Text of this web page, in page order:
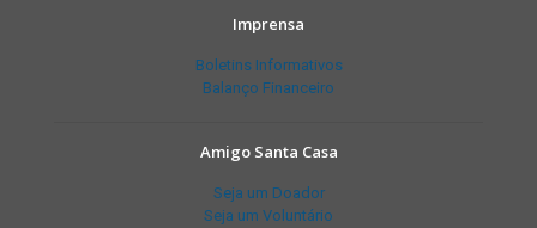
Imprensa
Boletins Informativos
Balanço Financeiro
Amigo Santa Casa
Seja um Doador
Seja um Voluntário